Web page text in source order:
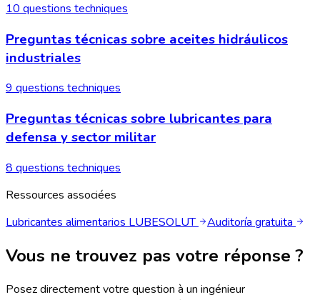
10 questions techniques
Preguntas técnicas sobre aceites hidráulicos
industriales
9 questions techniques
Preguntas técnicas sobre lubricantes para
defensa y sector militar
8 questions techniques
Ressources associées
Lubricantes alimentarios LUBESOLUT
Auditoría gratuita
Vous ne trouvez pas votre réponse ?
Posez directement votre question à un ingénieur